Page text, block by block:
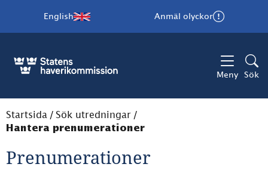
English Anmäl olyckor
Meny Sök
Startsida / Sök utredningar /
Hantera prenumerationer
Prenumerationer